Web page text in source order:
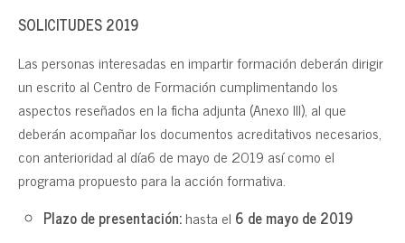
SOLICITUDES 2019
Las personas interesadas en impartir formación deberán dirigir
un escrito al Centro de Formación cumplimentando los
aspectos reseñados en la ficha adjunta (Anexo III), al que
deberán acompañar los documentos acreditativos necesarios,
con anterioridad al día6 de mayo de 2019 así como el
programa propuesto para la acción formativa.
Plazo de presentación:hasta el 6 de mayo de 2019